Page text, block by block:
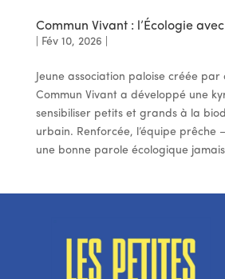
Commun Vivant : l’Écologie
Fév 10, 2026
Jeune association paloise créée par
Commun Vivant a développé une
sensibiliser petits et grands à la
urbain. Renforcée, l’équipe prêche
une bonne parole écologique